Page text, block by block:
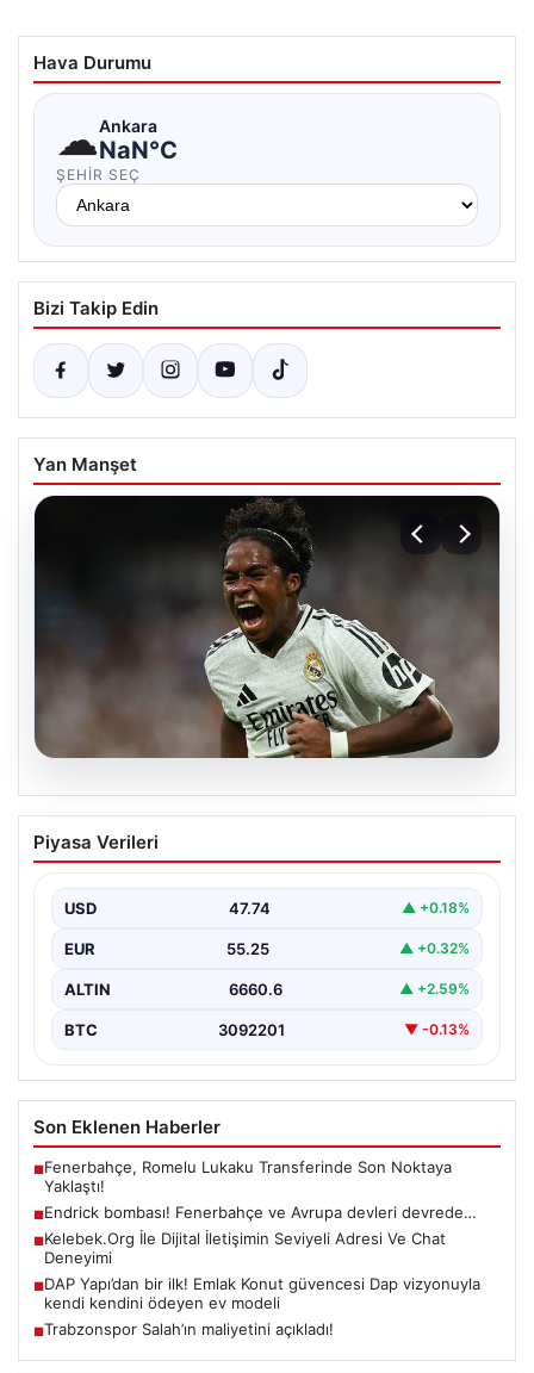
Hava Durumu
☁Ankara
NaN°C
ŞEHIR SEÇ
Bizi Takip Edin
Yan Manşet
Endrick bombası! Fenerbahçe ve
Avrupa devleri devrede…
Piyasa Verileri
USD 47.74 ▲ +0.18%
EUR 55.25 ▲ +0.32%
ALTIN 6660.6 ▲ +2.59%
BTC 3092201 ▼ -0.13%
Son Eklenen Haberler
■Fenerbahçe, Romelu Lukaku Transferinde Son Noktaya
Yaklaştı!
■Endrick bombası! Fenerbahçe ve Avrupa devleri devrede…
■Kelebek.Org İle Dijital İletişimin Seviyeli Adresi Ve Chat
Deneyimi
■DAP Yapı’dan bir ilk! Emlak Konut güvencesi Dap vizyonuyla
kendi kendini ödeyen ev modeli
■Trabzonspor Salah’ın maliyetini açıkladı!